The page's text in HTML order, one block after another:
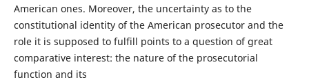
American ones. Moreover, the uncertainty as to the
constitutional identity of the American prosecutor and the
role it is supposed to fulfill points to a question of great
comparative interest: the nature of the prosecutorial
function and its